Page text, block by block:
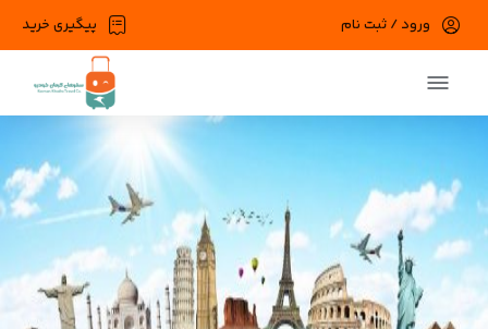
پیگیری خرید ورود / ثبت نام